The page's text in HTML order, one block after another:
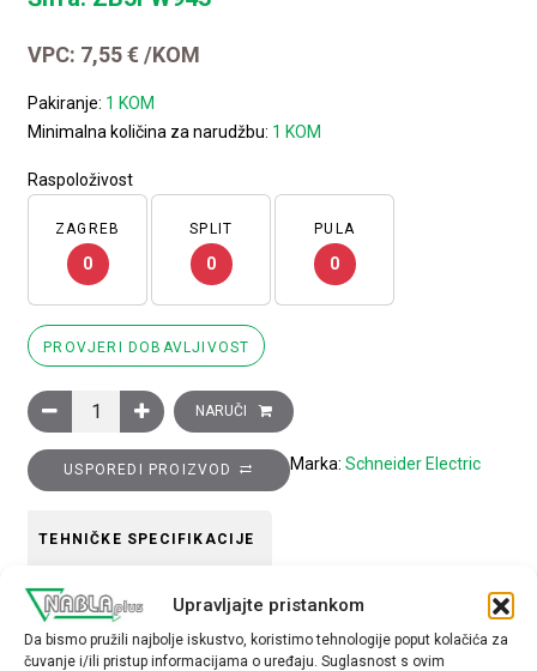
Upravljajte pristankom
Da bismo pružili najbolje iskustvo, koristimo tehnologije poput kolačića za
čuvanje i/ili pristup informacijama o uređaju. Suglasnost s ovim
VPC: 7,55€ /KOM
Pakiranje: 1 KOM
Minimalna količina za narudžbu: 1 KOM
Raspoloživost
ZAGREB
0
SPLIT
0
PULA
0
PROVJERI DOBAVLJIVOST
Glava svjetlećeg upuštenog tipkala za integralni LED prsten,
NARUČI
USPOREDI PROIZVOD Marka: Schneider Electric
TEHNIČKE SPECIFIKACIJE
Boja
crvena